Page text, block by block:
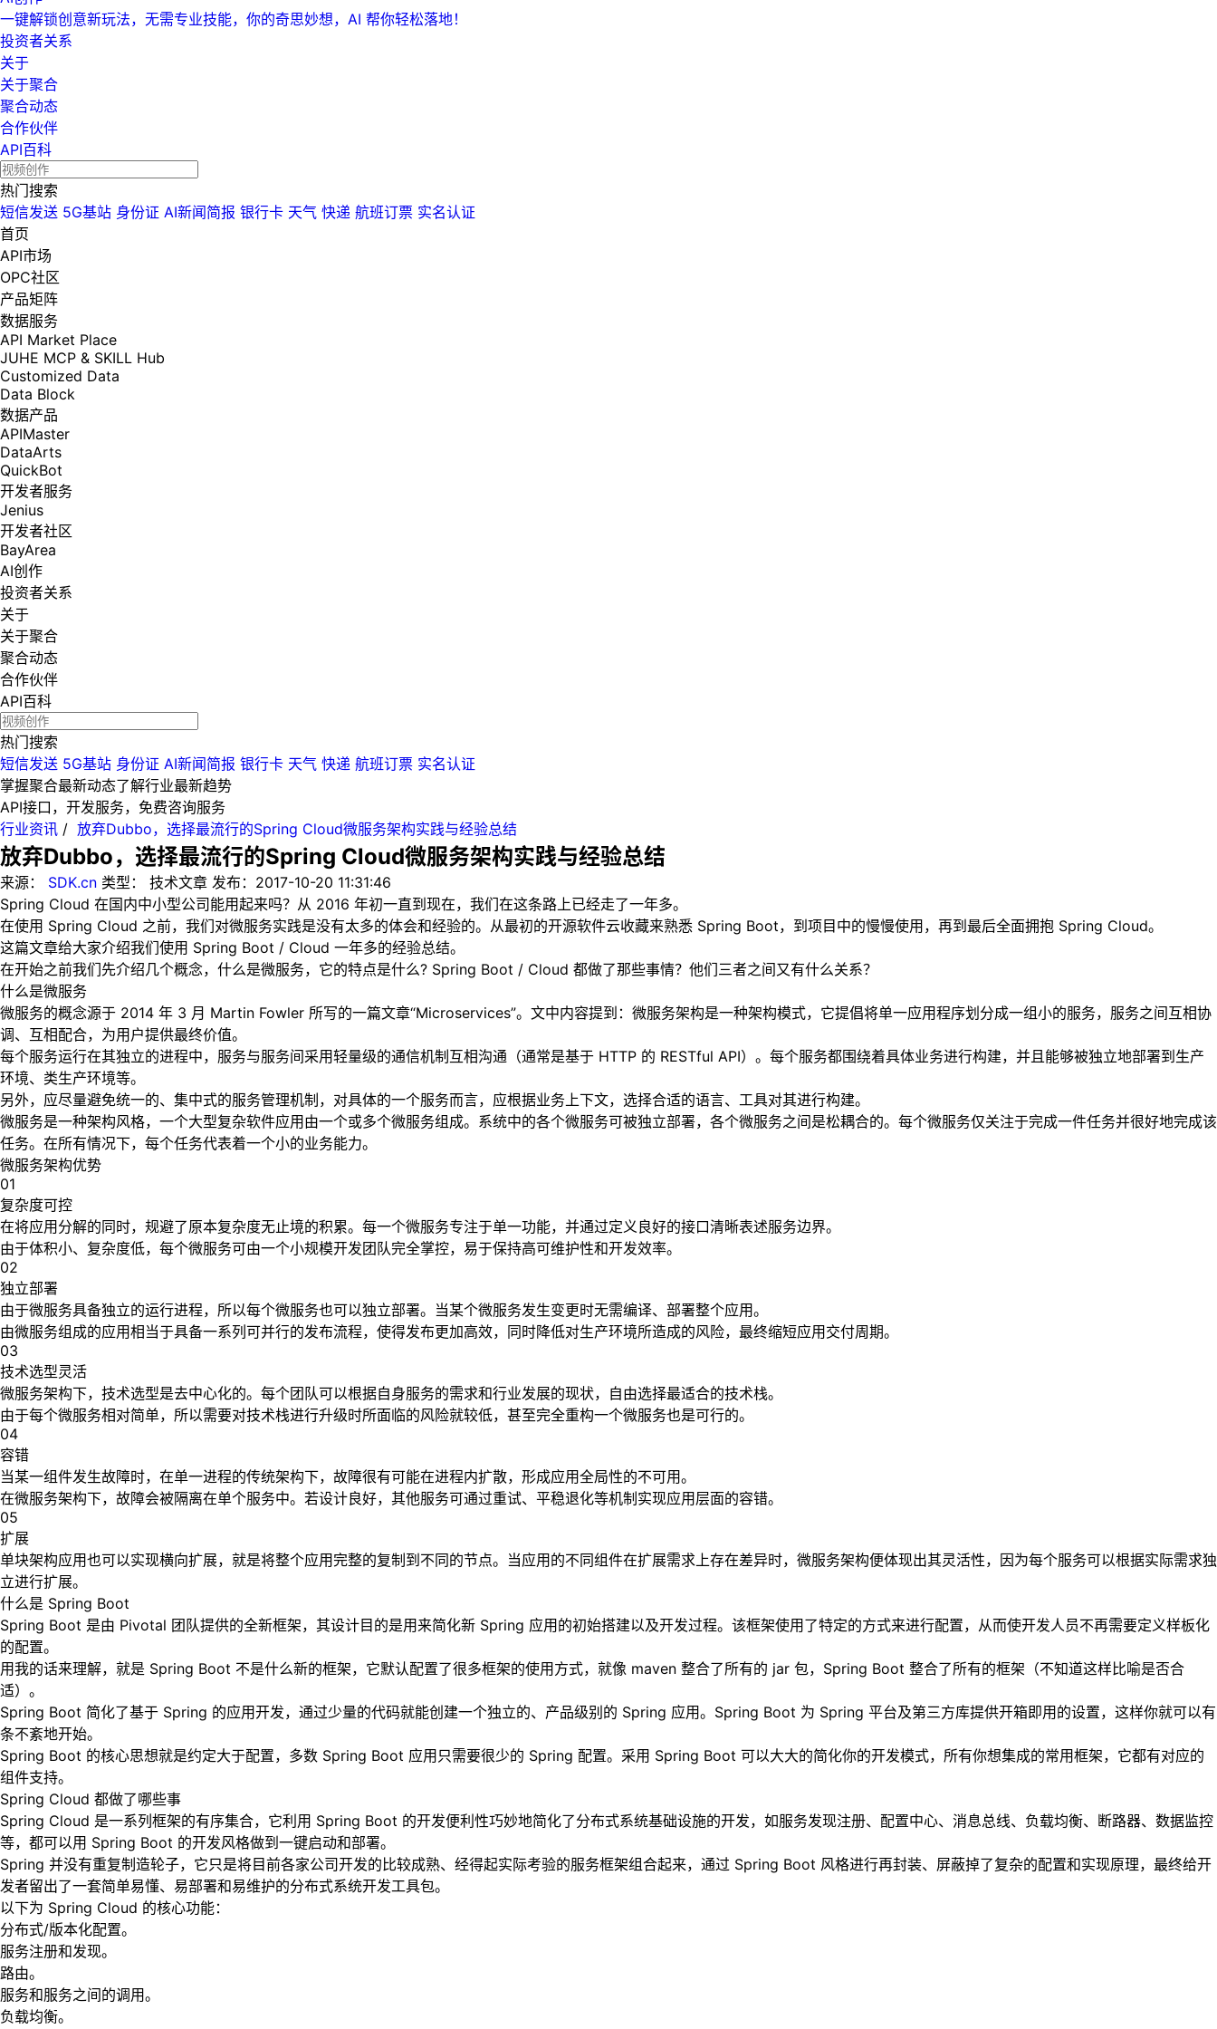
一键解锁创意新玩法，无需专业技能，你的奇思妙想，AI 帮你轻松落地！
投资者关系
关于
关于聚合
聚合动态
合作伙伴
API百科
热门搜索
短信发送 5G基站 身份证 AI新闻简报 银行卡 天气 快递 航班订票 实名认证
首页
API市场
OPC社区
产品矩阵
数据服务
API Market Place
JUHE MCP & SKILL Hub
Customized Data
Data Block
数据产品
APIMaster
DataArts
QuickBot
开发者服务
Jenius
开发者社区
BayArea
AI创作
投资者关系
关于
关于聚合
聚合动态
合作伙伴
API百科
热门搜索
短信发送 5G基站 身份证 AI新闻简报 银行卡 天气 快递 航班订票 实名认证
掌握聚合最新动态了解行业最新趋势
API接口，开发服务，免费咨询服务
行业资讯 / 放弃Dubbo，选择最流行的Spring Cloud微服务架构实践与经验总结
放弃Dubbo，选择最流行的Spring Cloud微服务架构实践与经验总结
来源： SDK.cn 类型： 技术文章 发布： 2017-10-20 11:31:46
Spring Cloud 在国内中小型公司能用起来吗？从 2016 年初一直到现在，我们在这条路上已经走了一年多。
在使用 Spring Cloud 之前，我们对微服务实践是没有太多的体会和经验的。从最初的开源软件云收藏来熟悉 Spring Boot，到项目中的慢慢使用，再到最后全面拥抱 Spring Cloud。
这篇文章给大家介绍我们使用 Spring Boot / Cloud 一年多的经验总结。
在开始之前我们先介绍几个概念，什么是微服务，它的特点是什么? Spring Boot / Cloud 都做了那些事情？他们三者之间又有什么关系？
什么是微服务
微服务的概念源于 2014 年 3 月 Martin Fowler 所写的一篇文章“Microservices”。文中内容提到：微服务架构是一种架构模式，它提倡将单一应用程序划分成一组小的服务，服务之间互相协
调、互相配合，为用户提供最终价值。
每个服务运行在其独立的进程中，服务与服务间采用轻量级的通信机制互相沟通（通常是基于 HTTP 的 RESTful API）。每个服务都围绕着具体业务进行构建，并且能够被独立地部署到生产
环境、类生产环境等。
另外，应尽量避免统一的、集中式的服务管理机制，对具体的一个服务而言，应根据业务上下文，选择合适的语言、工具对其进行构建。
微服务是一种架构风格，一个大型复杂软件应用由一个或多个微服务组成。系统中的各个微服务可被独立部署，各个微服务之间是松耦合的。每个微服务仅关注于完成一件任务并很好地完成该
任务。在所有情况下，每个任务代表着一个小的业务能力。
微服务架构优势
01
复杂度可控
在将应用分解的同时，规避了原本复杂度无止境的积累。每一个微服务专注于单一功能，并通过定义良好的接口清晰表述服务边界。
由于体积小、复杂度低，每个微服务可由一个小规模开发团队完全掌控，易于保持高可维护性和开发效率。
02
独立部署
由于微服务具备独立的运行进程，所以每个微服务也可以独立部署。当某个微服务发生变更时无需编译、部署整个应用。
由微服务组成的应用相当于具备一系列可并行的发布流程，使得发布更加高效，同时降低对生产环境所造成的风险，最终缩短应用交付周期。
03
技术选型灵活
微服务架构下，技术选型是去中心化的。每个团队可以根据自身服务的需求和行业发展的现状，自由选择最适合的技术栈。
由于每个微服务相对简单，所以需要对技术栈进行升级时所面临的风险就较低，甚至完全重构一个微服务也是可行的。
04
容错
当某一组件发生故障时，在单一进程的传统架构下，故障很有可能在进程内扩散，形成应用全局性的不可用。
在微服务架构下，故障会被隔离在单个服务中。若设计良好，其他服务可通过重试、平稳退化等机制实现应用层面的容错。
05
扩展
单块架构应用也可以实现横向扩展，就是将整个应用完整的复制到不同的节点。当应用的不同组件在扩展需求上存在差异时，微服务架构便体现出其灵活性，因为每个服务可以根据实际需求独
立进行扩展。
什么是 Spring Boot
Spring Boot 是由 Pivotal 团队提供的全新框架，其设计目的是用来简化新 Spring 应用的初始搭建以及开发过程。该框架使用了特定的方式来进行配置，从而使开发人员不再需要定义样板化
的配置。
用我的话来理解，就是 Spring Boot 不是什么新的框架，它默认配置了很多框架的使用方式，就像 maven 整合了所有的 jar 包，Spring Boot 整合了所有的框架（不知道这样比喻是否合
适）。
Spring Boot 简化了基于 Spring 的应用开发，通过少量的代码就能创建一个独立的、产品级别的 Spring 应用。Spring Boot 为 Spring 平台及第三方库提供开箱即用的设置，这样你就可以有
条不紊地开始。
Spring Boot 的核心思想就是约定大于配置，多数 Spring Boot 应用只需要很少的 Spring 配置。采用 Spring Boot 可以大大的简化你的开发模式，所有你想集成的常用框架，它都有对应的
组件支持。
Spring Cloud 都做了哪些事
Spring Cloud 是一系列框架的有序集合，它利用 Spring Boot 的开发便利性巧妙地简化了分布式系统基础设施的开发，如服务发现注册、配置中心、消息总线、负载均衡、断路器、数据监控
等，都可以用 Spring Boot 的开发风格做到一键启动和部署。
Spring 并没有重复制造轮子，它只是将目前各家公司开发的比较成熟、经得起实际考验的服务框架组合起来，通过 Spring Boot 风格进行再封装、屏蔽掉了复杂的配置和实现原理，最终给开
发者留出了一套简单易懂、易部署和易维护的分布式系统开发工具包。
以下为 Spring Cloud 的核心功能：
分布式/版本化配置。
服务注册和发现。
路由。
服务和服务之间的调用。
负载均衡。